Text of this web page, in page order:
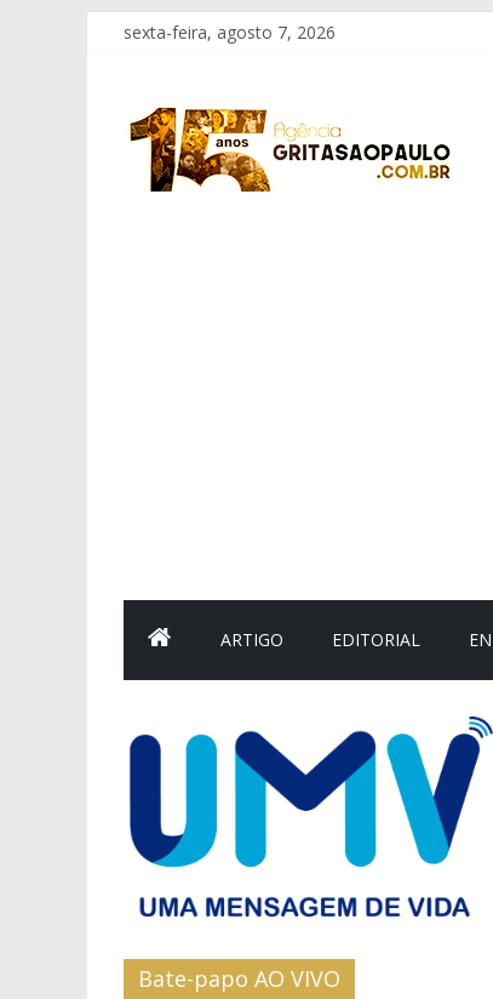
Pular
conteúdo
sexta-feira, agosto 7, 2026
Grita
São
ARTIGO EDITORIAL
Bate-papo AO VIVO